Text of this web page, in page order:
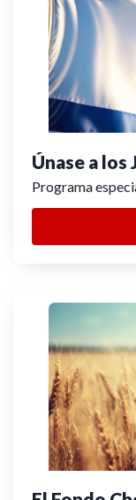
Únase a los
Programa